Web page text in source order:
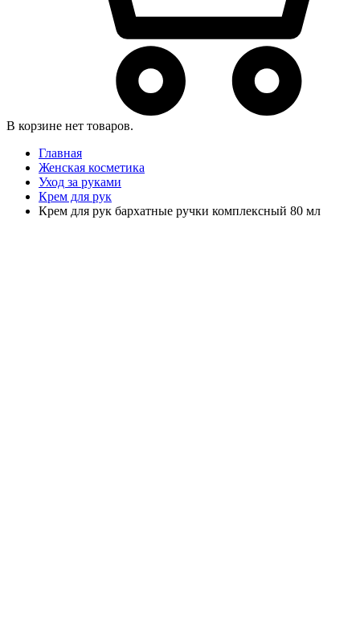
В корзине нет товаров.
Главная
Женская косметика
Уход за руками
Крем для рук
Крем для рук бархатные ручки комплексный 80 мл